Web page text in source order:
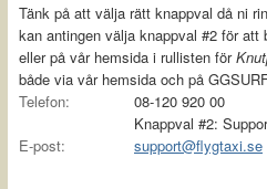
Tänk på att välja rätt knappval då ni
kan antingen välja knappval #2 för
eller på vår hemsida i rullisten för
både via vår hemsida och på
Telefon:
08-120 920 00
Knappval #2:
E-post:
support@flygtaxi.se